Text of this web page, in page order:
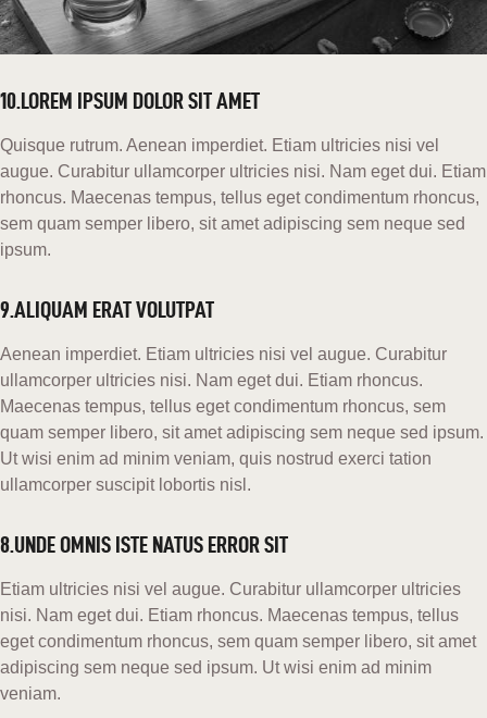
10.LOREM IPSUM DOLOR SIT AMET
Quisque rutrum. Aenean imperdiet. Etiam ultricies nisi vel
augue. Curabitur ullamcorper ultricies nisi. Nam eget dui. Etiam
rhoncus. Maecenas tempus, tellus eget condimentum rhoncus,
sem quam semper libero, sit amet adipiscing sem neque sed
ipsum.
9.ALIQUAM ERAT VOLUTPAT
Aenean imperdiet. Etiam ultricies nisi vel augue. Curabitur
ullamcorper ultricies nisi. Nam eget dui. Etiam rhoncus.
Maecenas tempus, tellus eget condimentum rhoncus, sem
quam semper libero, sit amet adipiscing sem neque sed ipsum.
Ut wisi enim ad minim veniam, quis nostrud exerci tation
ullamcorper suscipit lobortis nisl.
8.UNDE OMNIS ISTE NATUS ERROR SIT
Etiam ultricies nisi vel augue. Curabitur ullamcorper ultricies
nisi. Nam eget dui. Etiam rhoncus. Maecenas tempus, tellus
eget condimentum rhoncus, sem quam semper libero, sit amet
adipiscing sem neque sed ipsum. Ut wisi enim ad minim
veniam.